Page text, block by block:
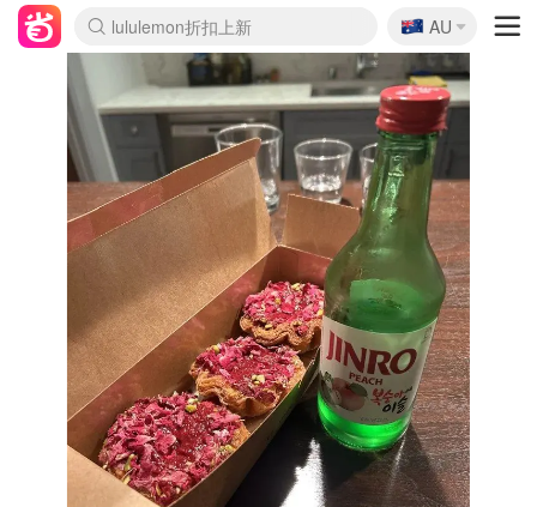
lululemon折扣上新
Sasa美妆护肤3.5折
SSENSE年中2.5折
FreshBeauty好价汇总
Cettire降价+叠9折
WWS Coles超市实拍
viagogo二手票捡漏
Myer折扣汇总
The Outnet奢牌1折起
David Jones 3折起
Flannels大牌1折
Perfumes Club护肤1折
AMIRO面罩$251
Amazon折扣汇总
eToro入金$200送$50
Amazon数码好物
ICONIC本周7.5折
ThedoubleF高奢地板价
Moose Knuckles 6折
EUFY摄像头$98
Selenichast首饰2折
Trip机票酒店促销
YSL送5件彩妆礼
Amazon家居好物
Amazon美妆护肤
雅漾大喷$8
过敏原检测盒$33
科颜氏高保湿面霜$29
SEALIFE海洋馆门票6折
丝塔芙大白罐$16
订阅Newsletter送香薰
Cult Beauty 6.8折
Harrods圣诞日历$525
LN-CC奢牌私促3折
d'Alba空姐喷雾$16
EVE LOM套装£56
Bernardelli独家4折
Adore Beauty 6折起
CT圣诞日历
Mytheresa奢品2.7折
Luxury Escapes 9折
Currentbody美容仪$881
MOON Garden Live
Roborock扫地机$649
Tingo Life水杯$24
Valentino官网5折
CR洗护套装$23
修丽可4件套$159
GANNI官网4.5折
Stylevana韩妆4折
Tessabit高奢8.5折
OGX洗发水$11
Amazon阿德莱德次日达
卡诗8.5折+赠礼
Philips Hue灯具8折
La Mer送8件礼值$529
🇦🇺
AU